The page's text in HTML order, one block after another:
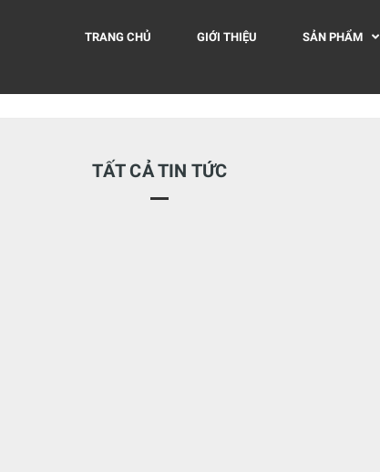
TRANG CHỦ GIỚI THIỆU SẢN PHẨM
TẤT CẢ TIN TỨC